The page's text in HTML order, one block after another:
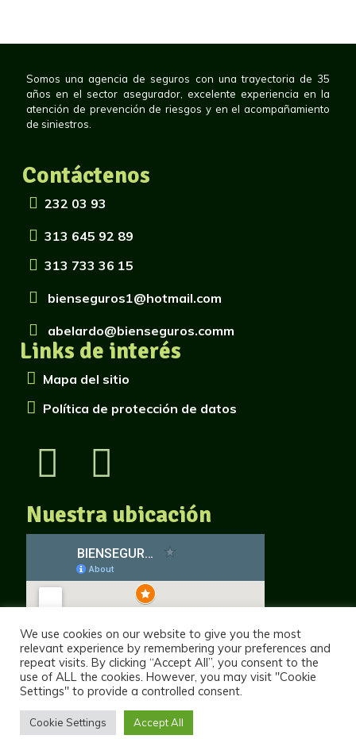
Somos una agencia de seguros con una trayectoria de 35
años en el sector asegurador, excelente experiencia en la
atención de prevención de riesgos y en el acompañamiento
de siniestros.
Contáctenos
232 03 93
313 645 92 89
313 733 36 15
bienseguros1@hotmail.com
abelardo@bienseguros.comm
Links de interés
Mapa del sitio
Política de protección de datos
Nuestra ubicación
We use cookies on our website to give you the most
relevant experience by remembering your preferences and
repeat visits. By clicking “Accept All”, you consent to the
use of ALL the cookies. However, you may visit "Cookie
Settings" to provide a controlled consent.
Cookie Settings Accept All